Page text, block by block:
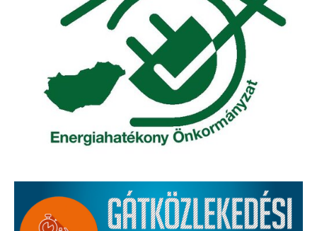
ÖNKORMÁNYZAT
Képviselő-testület
Képviselő-testületi ülések
Bizottságok
Bizottsági ülések
A helyi választási bizottság